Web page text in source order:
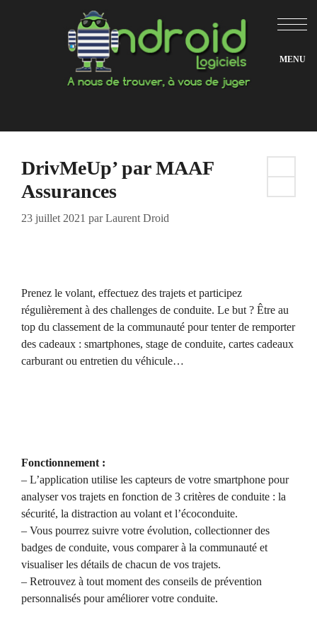
DrivMeUp’ par MAAF
Assurances
23 juillet 2021 parLaurent Droid
Prenez le volant, effectuez des trajets et participez
régulièrement à des challenges de conduite. Le but ? Être au
top du classement de la communauté pour tenter de remporter
des cadeaux : smartphones, stage de conduite, cartes cadeaux
carburant ou entretien du véhicule…
Fonctionnement :
– L’application utilise les capteurs de votre smartphone pour
analyser vos trajets en fonction de 3 critères de conduite : la
sécurité, la distraction au volant et l’écoconduite.
– Vous pourrez suivre votre évolution, collectionner des
badges de conduite, vous comparer à la communauté et
visualiser les détails de chacun de vos trajets.
– Retrouvez à tout moment des conseils de prévention
personnalisés pour améliorer votre conduite.